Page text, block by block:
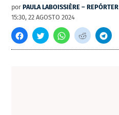
por PAULA LABOISSIÈRE –
15:30, 22 AGOSTO 2024